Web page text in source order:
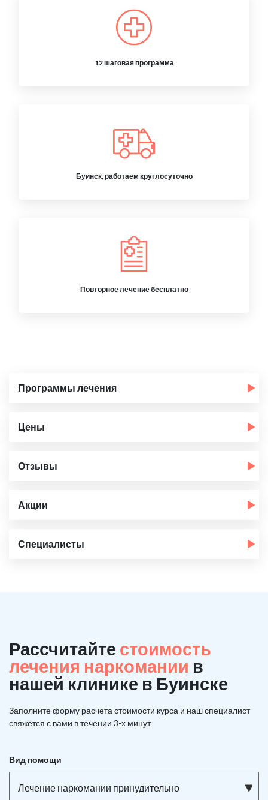
12 шаговая программа
Буинск, работаем круглосуточно
Повторное лечение бесплатно
Программы лечения
Цены
Отзывы
Акции
Специалисты
Рассчитайте стоимость
лечения наркомании в
нашей клинике в Буинске
Заполните форму расчета стоимости курса и наш специалист
свяжется с вами в течении 3-х минут
Вид помощи
Лечение наркомании принудительно